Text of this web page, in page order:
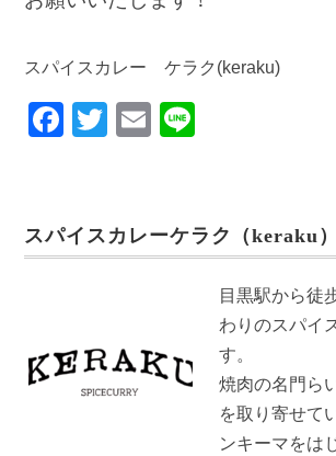
スパイスカレー ケラク(keraku)
F
e
b
k
T
er
E
スパイスカレーケラク（keraku）
目黒駅から徒
わりのスパイ
す。
焼肉の名門ら
を取り寄せて
ンキーマをは